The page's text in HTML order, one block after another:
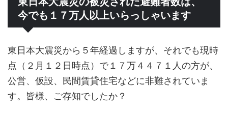
今でも１７万人以上いらっしゃいます
東日本大震災から５年経過しますが、それでも現時
点（２月１２日時点）で１７万４４７１人の方が、
公営、仮設、民間賃貸住宅などに非難されていま
す。皆様、ご存知でしたか？